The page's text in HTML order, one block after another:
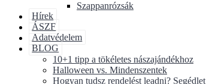
Szappanrózsák
Hírek
ÁSZF
Adatvédelem
BLOG
10+1 tipp a tökéletes nászajándékhoz
Halloween vs. Mindenszentek
Hogyan tudsz rendelést leadni? Segédlet